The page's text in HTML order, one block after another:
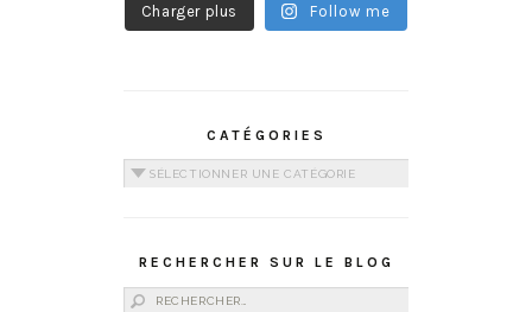
Charger plus Follow me
CATÉGORIES
Catégories
RECHERCHER SUR LE BLOG
Rechercher :